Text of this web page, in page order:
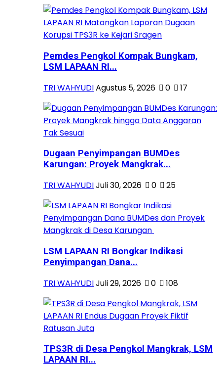
Pemdes Pengkol Kompak Bungkam,
LSM LAPAAN RI...
TRI WAHYUDIAgustus 5, 2026 0 17
Dugaan Penyimpangan BUMDes
Karungan: Proyek Mangkrak...
TRI WAHYUDIJuli 30, 2026 0 25
LSM LAPAAN RI Bongkar Indikasi
Penyimpangan Dana...
TRI WAHYUDIJuli 29, 2026 0 108
TPS3R di Desa Pengkol Mangkrak, LSM
LAPAAN RI...